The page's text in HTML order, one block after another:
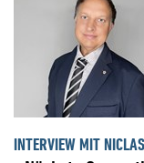
INTERVIEW MIT